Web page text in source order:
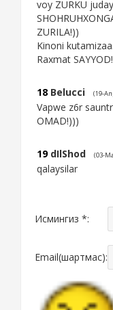
voy ZURKU
ZURILA!))
Kinoni
Raxmat
18 Belucci (19-
Vapwe z6r
OMAD!)))
19 dIlShod (03-
qalaysilar
Исмингиз *:
Email(шартмас):